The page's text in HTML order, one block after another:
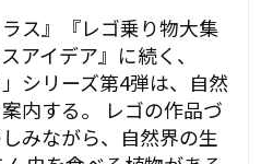
ス』『レゴ乗り物大集
アイデア』に続く、
シリーズ第4弾は、自然
内する。 レゴの作品づ
みながら、自然界の生